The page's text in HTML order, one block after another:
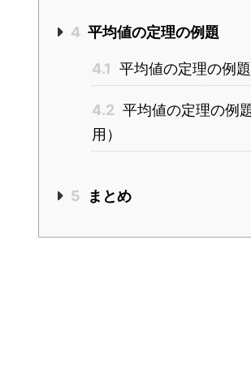
4 平均値の定理の例題
4.1 平均値の定理の例題
4.2 平均値の定理の例
用）
5 まとめ